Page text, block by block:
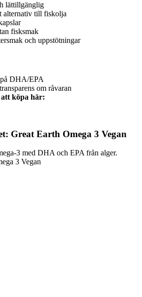
lättillgänglig
alternativ till fiskolja
fisksmak
och uppstötningar
DHA/EPA
om råvaran
köpa här:
Great Earth Omega 3 Vegan
3 med DHA och EPA från alger.